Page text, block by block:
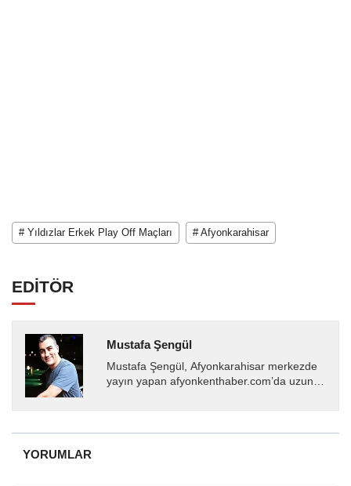
# Yıldızlar Erkek Play Off Maçları # Afyonkarahisar
EDİTÖR
Mustafa Şengül
Mustafa Şengül, Afyonkarahisar merkezde
yayın yapan afyonkenthaber.com’da uzun
almakta, haber akışı...
YORUMLAR